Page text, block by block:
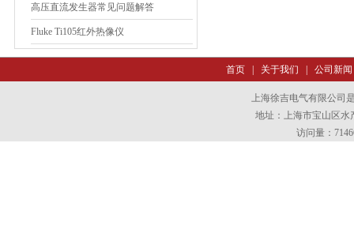
流验电器
高压直流发生器常见问题解答
Fluke Ti105红外热像仪
首页| 关于我们 公司新闻
上海徐吉电气有限公司
地址：上海市宝山区水
访问量：